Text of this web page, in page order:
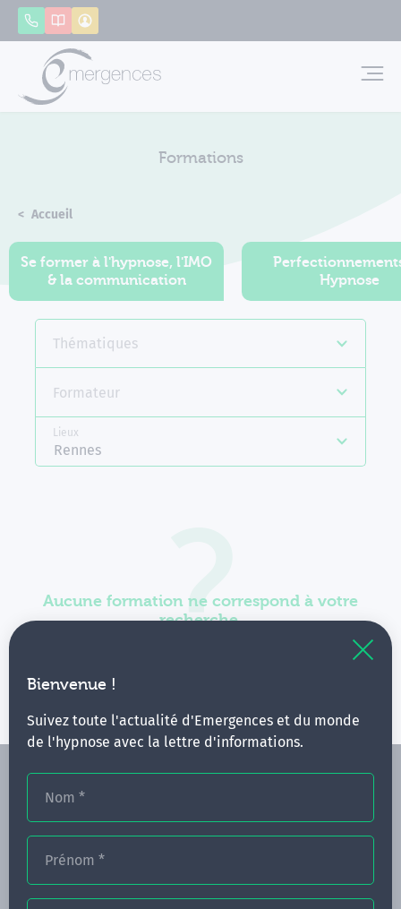
Bienvenue !
Suivez toute l'actualité d'Emergences et du monde
de l'hypnose avec la lettre d'informations.
Nom *
Prénom *
AppelerCatalogue
Formations
Accueil
Se former à l'hypnose, l'IMO
& la communication
Hypnose
Thématiques
Formateur
Lieux
Rennes
Aucune formation ne correspond à votre
recherche.
Vous pouvez renouveler votre requête en élargissant
Panneau de gestion des cookies